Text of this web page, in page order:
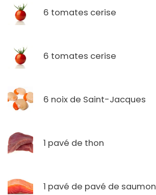
6 tomates cerise
6 tomates cerise
6 noix de Saint-Jacques
1 pavé de thon
1 pavé de pavé de saumon